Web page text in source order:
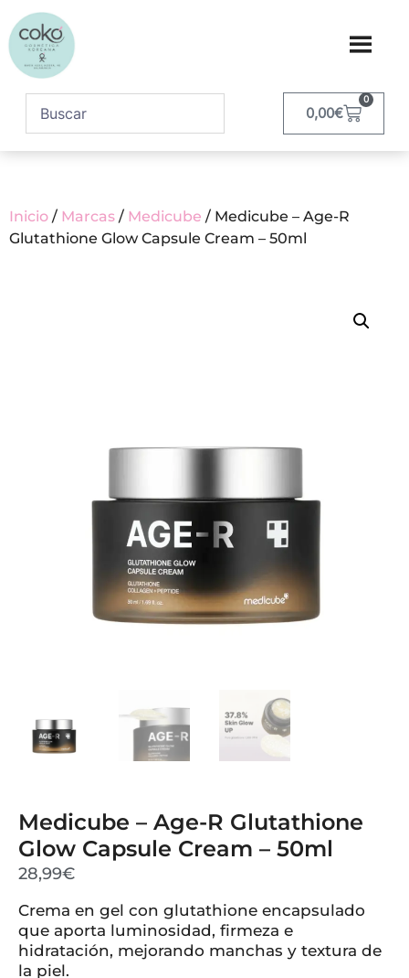
0,00€
0
Inicio / Marcas / Medicube / Medicube – Age-R
Glutathione Glow Capsule Cream – 50ml
Medicube – Age-R Glutathione
Glow Capsule Cream – 50ml
28,99€
Crema en gel con glutathione encapsulado
que aporta luminosidad, firmeza e
hidratación, mejorando manchas y textura de
la piel.